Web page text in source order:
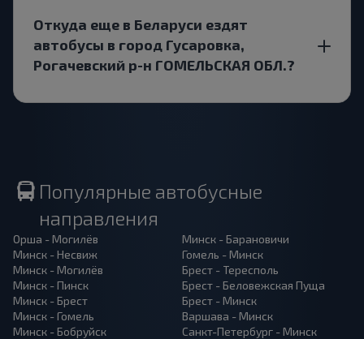
Откуда еще в Беларуси ездят
автобусы в город Гусаровка,
Рогачевский р-н ГОМЕЛЬСКАЯ ОБЛ.?
Популярные автобусные
направления
Орша - Могилёв
Минск - Несвиж
Минск - Могилёв
Минск - Пинск
Минск - Брест
Минск - Гомель
Минск - Бобруйск
Минск - Барановичи
Гомель - Минск
Брест - Тересполь
Брест - Беловежская Пуща
Брест - Минск
Варшава - Минск
Санкт-Петербург - Минск